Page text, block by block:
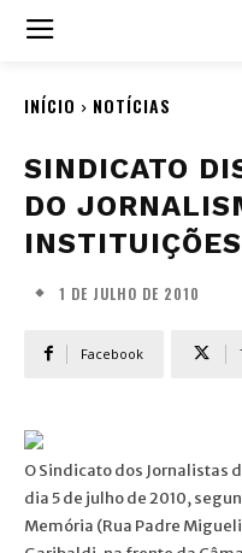
INÍCIO NOTÍCIAS
SINDICATO
DO
1 DE JULHO DE 2010
Facebook
O Sindicato dos Jornalistas
dia 5 de julho de 2010,
Memória (Rua Padre